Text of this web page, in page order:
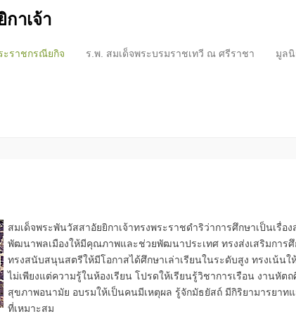
าเจ้า
ะราชกรณียกิจ ร.พ. สมเด็จพระบรมราชเทวี ณ ศรีราชา มูล
สมเด็จพระพันวัสสาอัยยิกาเจ้าทรงพระราชดำริว่าการศึกษาเป็นเรื่อ
พัฒนาพลเมืองให้มีคุณภาพและช่วยพัฒนาประเทศ ทรงส่งเสริมการ
ทรงสนับสนุนสตรีให้มีโอกาสได้ศึกษาเล่าเรียนในระดับสูง ทรงเน้น
ไม่เพียงแต่ความรู้ในห้องเรียน โปรดให้เรียนรู้วิชาการเรือน งานหัต
สุขภาพอนามัย อบรมให้เป็นคนมีเหตุผล รู้จักมัธยัสถ์ มีกิริยามารยาทแ
ที่เหมาะสม